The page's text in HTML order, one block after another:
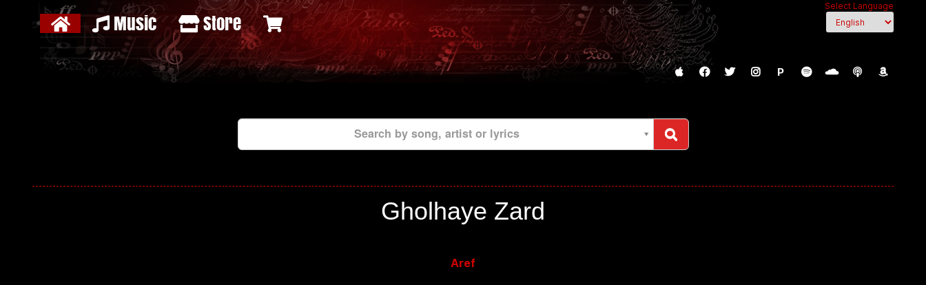
Select Language
Music Store
P
Search by song, artist or lyrics
Gholhaye Zard
Aref